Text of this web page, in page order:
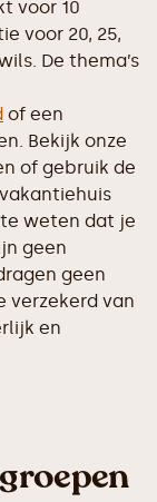
voor 10
voor 20, 25,
De thema’s
of een
Bekijk onze
of gebruik de
weten dat je
geen
geen
verzekerd van
en